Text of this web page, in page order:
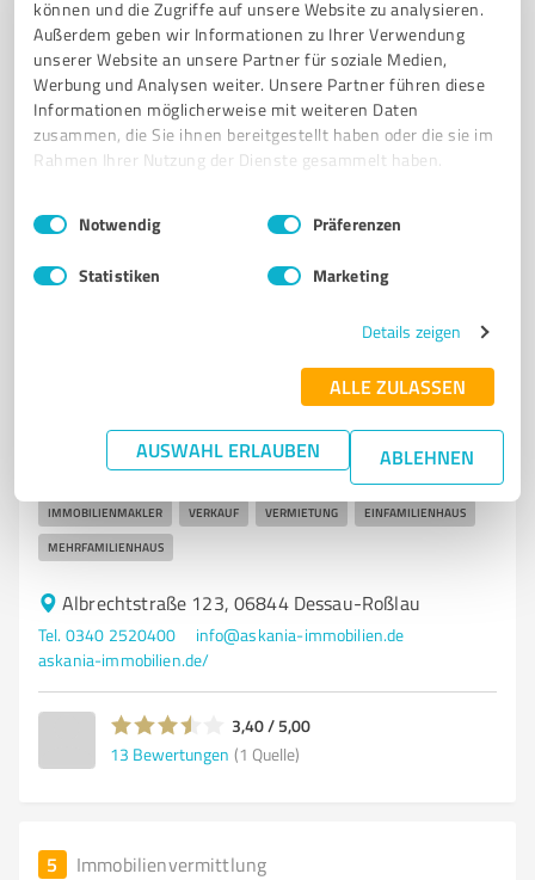
können und die Zugriffe auf unsere Website zu analysieren.
Außerdem geben wir Informationen zu Ihrer Verwendung
unserer Website an unsere Partner für soziale Medien,
Werbung und Analysen weiter. Unsere Partner führen diese
Informationen möglicherweise mit weiteren Daten
zusammen, die Sie ihnen bereitgestellt haben oder die sie im
Rahmen Ihrer Nutzung der Dienste gesammelt haben.
Impressum Datenschutzbestimmungen
Einwilligungsauswahl
Notwendig Präferenzen
Statistiken Marketing
Details zeigen
ALLE ZULASSEN
AUSWAHL ERLAUBEN ABLEHNEN
HAUSVERWALTUNG IMMOBILIENVERWALTUNG OBJEKTPFLEGE
VERMIETUNG DESSAU-ROSSLAU
Ringstraße 43, 06844 Dessau-Roßlau
info@hv-dessau.de www.hv-dessau.de/
3,50 / 5,00
ASKANIA Immobilien GmbH
ASKANIA Immobilien GmbH – Ihr Immobilienmakler in
Dessau und Umgebung
IMMOBILIENMAKLER VERKAUF VERMIETUNG EINFAMILIENHAUS
MEHRFAMILIENHAUS
Albrechtstraße 123, 06844 Dessau-Roßlau
Tel. 0340 2520400
info@askania-immobilien.de
askania-immobilien.de/
3,40 / 5,00
13 Bewertungen (1 Quelle)
5 Immobilienvermittlung